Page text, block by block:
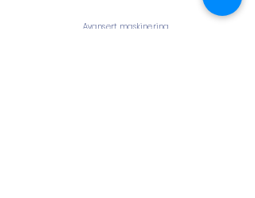
Avansert maskinering